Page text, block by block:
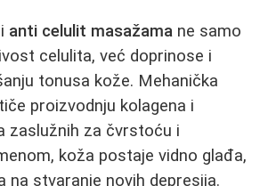
anti celulit masažama ne samo
celulita, već doprinose i
tonusa kože. Mehanička
proizvodnju kolagena i
zaslužnih za čvrstoću i
koža postaje vidno glađa,
na stvaranje novih depresija.